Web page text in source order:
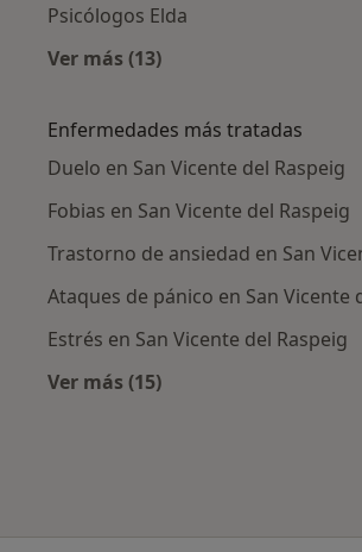
Psicólogos Elda
Ver más (13)
Enfermedades más tratadas
Duelo en San Vicente del Raspeig
Fobias en San Vicente del Raspeig
Trastorno de ansiedad en San
Ataques de pánico en San Vicente
Estrés en San Vicente del Raspeig
Ver más (15)